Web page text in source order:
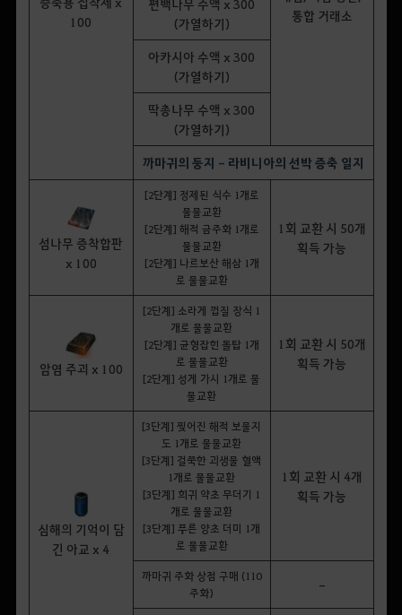
100
통합 거래소
편백나무 수액 x 300
(가열하기)
아카시아 수액 x 300
(가열하기)
딱총나무 수액 x 300
(가열하기)
까마귀의 둥지 - 라비니아의 선박 증축 일지
섬나무 증착합판
x 100
[2단계] 정제된 식수 1개로
물물교환
[2단계] 해적 금주화 1개로
물물교환
[2단계] 나르보산 해삼 1개
로 물물교환
1회 교환 시 50개
획득 가능
암염 주괴 x 100
[2단계] 소라게 껍질 장식 1
개로 물물교환
[2단계] 균형잡힌 돌탑 1개
로 물물교환
[2단계] 성게 가시 1개로 물
물교환
1회 교환 시 50개
획득 가능
심해의 기억이 담
긴 아교 x 4
[3단계] 찢어진 해적 보물지
도 1개로 물물교환
[3단계] 걸쭉한 괴생물 혈액
1개로 물물교환
[3단계] 희귀 약초 무더기 1
개로 물물교환
[3단계] 푸른 양초 더미 1개
로 물물교환
1회 교환 시 4개
획득 가능
까마귀 주화 상점 구매 (110
주화)
-